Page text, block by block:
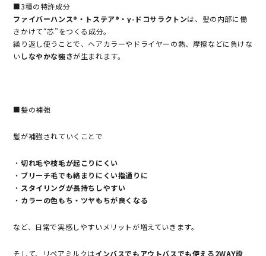
■3種の特許成分
ファイバーハンス®・トステア®・γ-ドコサラクトンは、髪の内部に働
きかけて“芯”をつくる成分。
繰り返し使うことで、ヘアカラーやドライヤーの熱、摩擦などに負けな
いしなやかな強さが生まれます。
■髪の補強
髪が補強されていくことで
・切れ毛や枝毛が起こりにくい
・ ブリーチ毛でも絡まりにくい指通りに
・ スタイリングが長持ちしやすい
・ カラーの色もち・ツヤもちが良くなる
など、日常で実感しやすいメリットが増えていきます。
そして、リペアミルクはインバスでもアウトバスでも使える2WAY設